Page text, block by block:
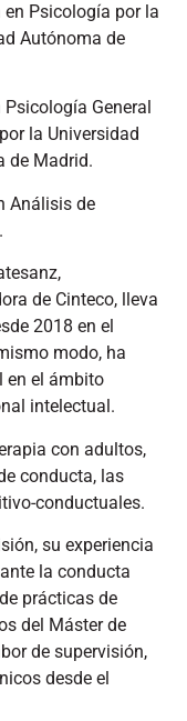
en Psicología por la
Autónoma de
Psicología General
la Universidad
de Madrid.
Análisis de
de Cinteco, lleva
2018 en el
modo, ha
en el ámbito
intelectual.
con adultos,
conducta, las
conductuales.
su experiencia
la conducta
prácticas de
del Máster de
de supervisión,
desde el